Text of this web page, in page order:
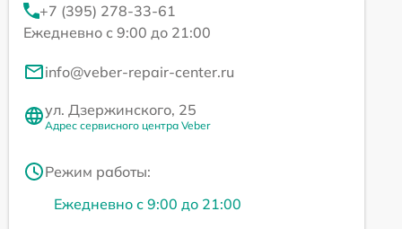
+7 (395) 278-33-61
Ежедневно с 9:00 до 21:00
info@veber-repair-center.ru
ул. Дзержинского, 25
Адрес сервисного центра Veber
Режим работы:
Ежедневно с 9:00 до 21:00